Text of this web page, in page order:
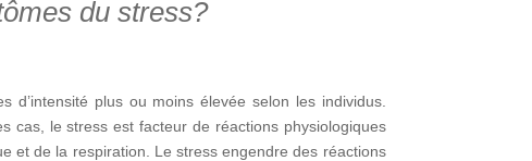
du stress?
d’intensité plus ou moins élevée selon les individus.
cas, le stress est facteur de réactions physiologiques
et de la respiration. Le stress engendre des réactions